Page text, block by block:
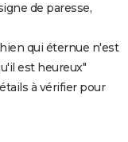
de paresse,
qui éternue n'est
est heureux"
à vérifier pour